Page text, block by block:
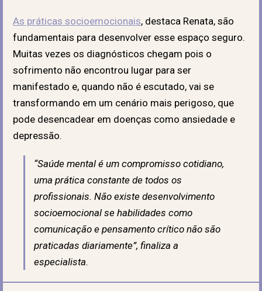
As práticas socioemocionais, destaca Renata, são
fundamentais para desenvolver esse espaço seguro.
Muitas vezes os diagnósticos chegam pois o
sofrimento não encontrou lugar para ser
manifestado e, quando não é escutado, vai se
transformando em um cenário mais perigoso, que
pode desencadear em doenças como ansiedade e
depressão.
“Saúde mental é um compromisso cotidiano,
uma prática constante de todos os
profissionais. Não existe desenvolvimento
socioemocional se habilidades como
comunicação e pensamento crítico não são
praticadas diariamente”, finaliza a
especialista.